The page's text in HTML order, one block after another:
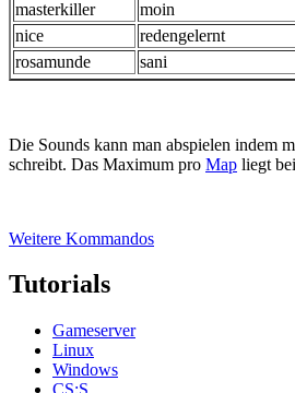
masterkiller
moin
nice
redengelernt
rosamunde
sani
Die Sounds kann man abspielen indem
schreibt. Das Maximum pro Map liegt
Weitere Kommandos
Tutorials
Gameserver
Linux
Windows